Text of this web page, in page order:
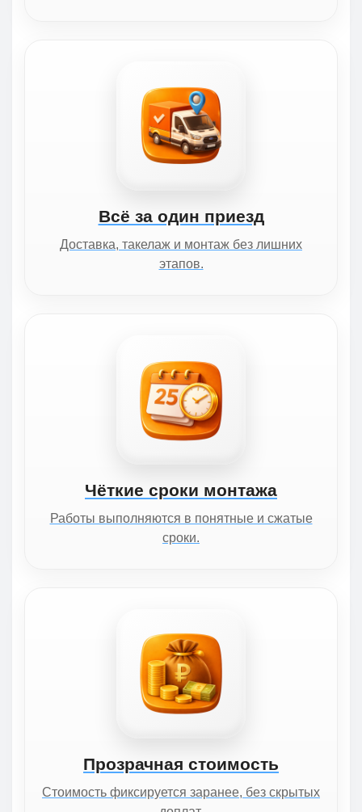
Всё за один приезд
Доставка, такелаж и монтаж без лишних
этапов.
Чёткие сроки монтажа
Работы выполняются в понятные и сжатые
сроки.
Прозрачная стоимость
Стоимость фиксируется заранее, без скрытых